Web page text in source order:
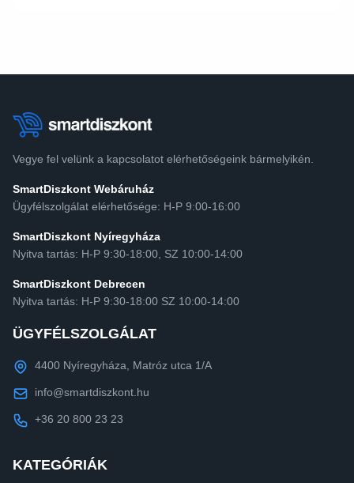
Vegye fel velünk a kapcsolatot elérhetőségeink bármelyikén.
SmartDiszkont Webáruház
Ügyfélszolgálat elérhetősége: H-P 9:00-16:00
SmartDiszkont Nyíregyháza
Nyitva tartás: H-P 9:30-18:00, SZ 10:00-14:00
SmartDiszkont Debrecen
Nyitva tartás: H-P 9:30-18:00 SZ 10:00-14:00
ÜGYFÉLSZOLGÁLAT
4400 Nyíregyháza, Matróz utca 1/A
info@smartdiszkont.hu
+36 20 800 23 23
KATEGÓRIÁK